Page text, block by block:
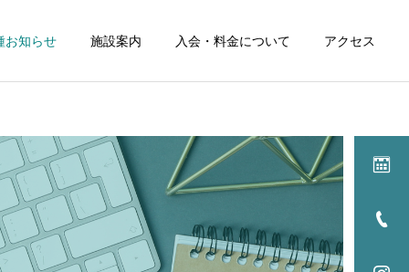
お知らせ 施設案内 入会・料金について アクセス
詳細を見る
NEWS NEWS